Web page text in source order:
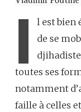
I
l est bien
de se
toutes ses
notamment
faille à celles